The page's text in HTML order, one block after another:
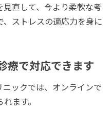
直して、今より柔軟な考
ストレスの適応力を身に
療で対応できます
ックでは、オンラインで
ます。